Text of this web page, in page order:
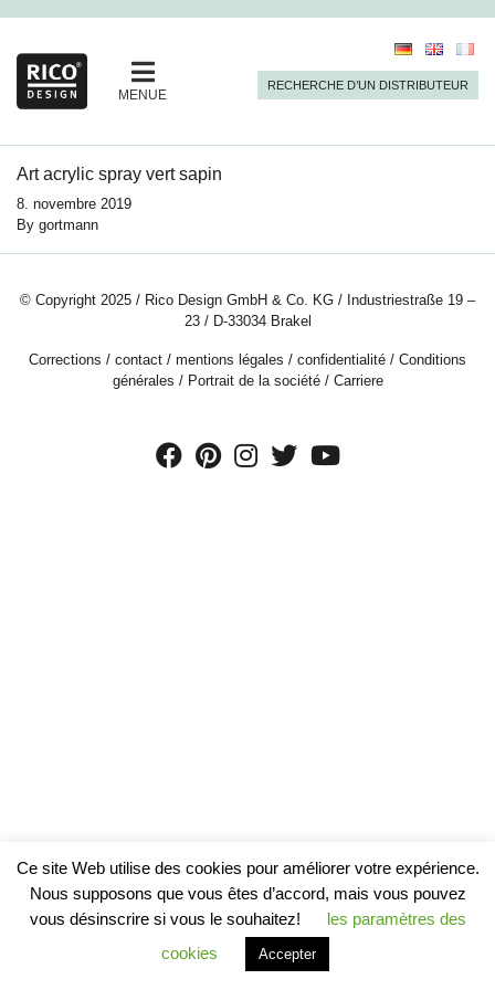
MENUE
RECHERCHE D’UN DISTRIBUTEUR
Art acrylic spray vert sapin
8. novembre 2019
By gortmann
© Copyright 2025 / Rico Design GmbH & Co. KG / Industriestraße 19 –
23 / D-33034 Brakel
Corrections / contact / mentions légales / confidentialité / Conditions
générales / Portrait de la société/ Carriere
Ce site Web utilise des cookies pour améliorer votre expérience.
Nous supposons que vous êtes d’accord, mais vous pouvez
vous désinscrire si vous le souhaitez!
les paramètres des
cookies
Accepter